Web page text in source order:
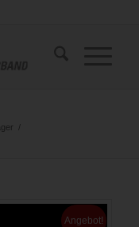
/
Angebot!